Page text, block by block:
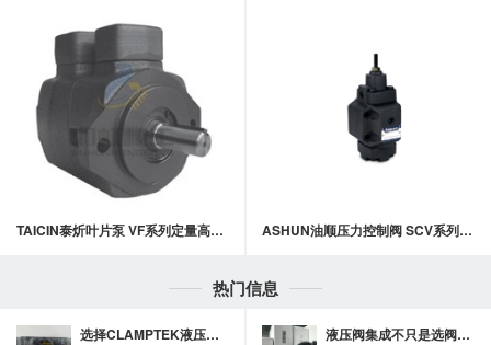
TAICIN泰炘叶片泵 VF系列定量高压叶片泵 ASHUN油顺压力控制阀 SCV系列压力控制阀
热门信息
选择CLAMPTEK液压缸修复服务，应重点评估哪些专业能力 液压阀集成不只是选阀，中北液压阀块布局在设备设计中的价值